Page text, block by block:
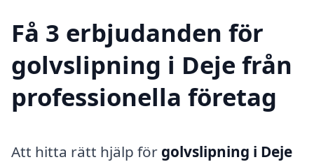
Få 3 erbjudanden för
golvslipning i Deje från
professionella företag
Att hitta rätt hjälp för golvslipning i Deje